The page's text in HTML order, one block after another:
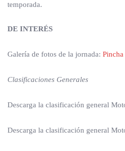
temporada.
DE INTERÉS
Galería de fotos de la jornada:
Clasificaciones Generales
Descarga la clasificación general
Descarga la clasificación general